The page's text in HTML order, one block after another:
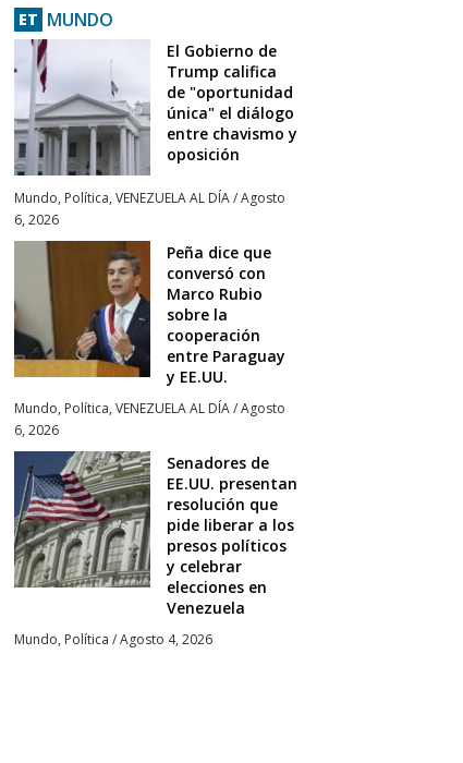
ET MUNDO
El Gobierno de
Trump califica
de "oportunidad
única" el diálogo
entre chavismo y
oposición
Mundo, Política, VENEZUELA AL DÍA/Agosto
6, 2026
Peña dice que
conversó con
Marco Rubio
sobre la
cooperación
entre Paraguay
y EE.UU.
Mundo, Política, VENEZUELA AL DÍA/Agosto
6, 2026
Senadores de
EE.UU. presentan
resolución que
pide liberar a los
presos políticos
y celebrar
elecciones en
Venezuela
Mundo, Política /Agosto 4, 2026